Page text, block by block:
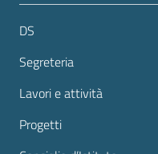
DS
Segreteria
Lavori e attività
Progetti